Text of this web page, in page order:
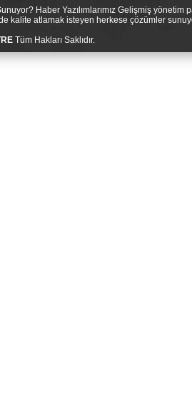
Haber Yazılımlarımız Gelişmiş
kalite atlamak isteyen herkese çözümler
Tüm Hakları Saklıdır.